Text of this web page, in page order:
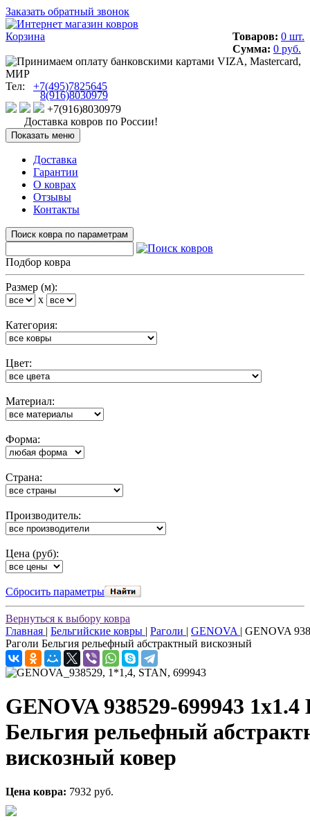
Заказать обратный звонок
Корзина Товаров: 0 шт.
Сумма: 0 руб.
Тел: +7(495)7825645
8(916)8030979
+7(916)8030979
Доставка ковров по России!
Показать меню
Доставка
Гарантии
О коврах
Отзывы
Контакты
Поиск ковра по параметрам
Подбор ковра
Размер (м):
x
Категория:
Цвет:
Материал:
Форма:
Cтрана:
Производитель:
Цена (руб):
Cбросить параметры
Вернуться к выбору ковра
Главная | Бельгийские ковры | Раголи | GENOVA | GENOVA
Раголи Бельгия рельефный абстрактный вискозный
GENOVA 938529-699943
Бельгия рельефный
вискозный ковер
Цена ковра: 7932 руб.